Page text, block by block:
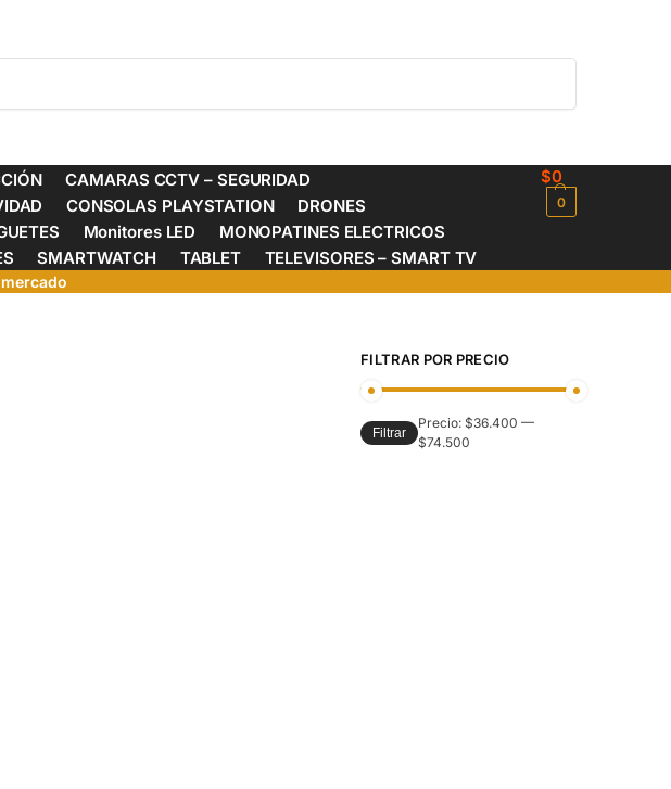
CAMARAS CCTV – SEGURIDAD
CONSOLAS PLAYSTATION
DRONES
Monitores LED
MONOPATINES ELECTRICOS
SMARTWATCH TABLET TELEVISORES – SMART TV
$0
0
FILTRAR POR PRECIO
Filtrar
Precio: $36.400 —
$74.500